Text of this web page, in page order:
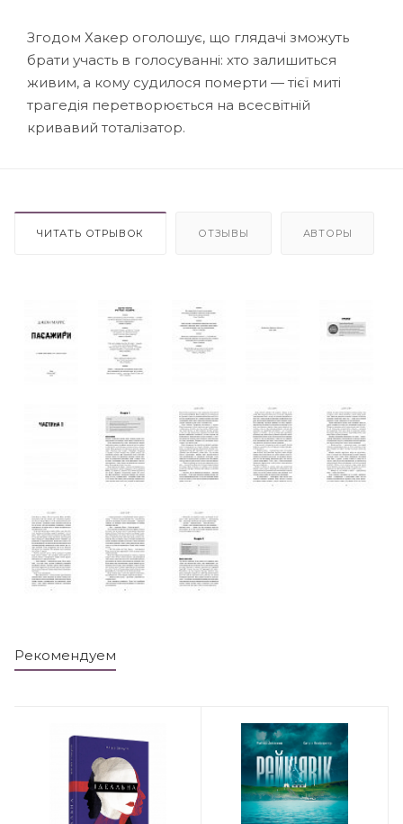
Згодом Хакер оголошує, що глядачі зможуть
брати участь в голосуванні: хто залишиться
живим, а кому судилося померти — тієї миті
трагедія перетворюється на всесвітній
кривавий тоталізатор.
ЧИТАТЬ ОТРЫВОК ОТЗЫВЫ АВТОРЫ
Рекомендуем